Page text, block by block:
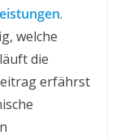
.
welche
die
erfährst